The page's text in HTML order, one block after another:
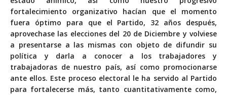
fortalecimiento organizativo hacían que el momento
fuera óptimo para que el Partido, 32 años después,
aprovechase las elecciones del 20 de Diciembre y volviese
a presentarse a las mismas con objeto de difundir su
política y darla a conocer a los trabajadores y
trabajadoras de nuestro país, así como promocionarse
ante ellos. Este proceso electoral le ha servido al Partido
para fortalecerse más, tanto cuantitativamente como,